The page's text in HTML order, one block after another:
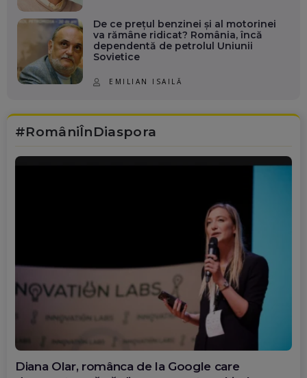
De ce prețul benzinei și al motorinei
va rămâne ridicat? România, încă
dependentă de petrolul Uniunii
Sovietice
EMILIAN ISAILĂ
#RomâniÎnDiaspora
Diana Olar, românca de la Google care